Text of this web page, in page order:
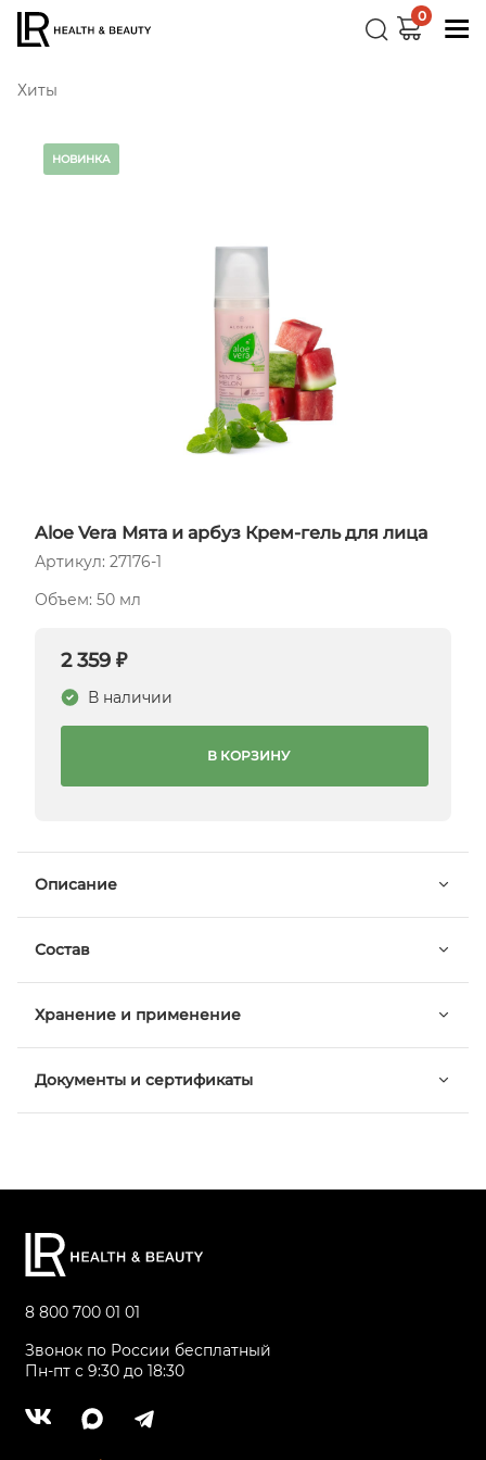
0
Хиты
НОВИНКА
Aloe Vera Мята и арбуз Крем-гель для лица
Артикул: 27176-1
Объем: 50 мл
2 359 ₽
В наличии
В КОРЗИНУ
Описание
Состав
Хранение и применение
Документы и сертификаты
8 800 700 01 01
Звонок по России бесплатный
Пн-пт с 9:30 до 18:30